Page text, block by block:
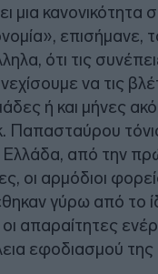
μια κανονικότητα
επισήμανε,
ότι τις
να τις
ή και μήνες
Παπασταύρου
από την
οι αρμόδιοι
γύρω από το
οι απαραίτητες
εφοδιασμού